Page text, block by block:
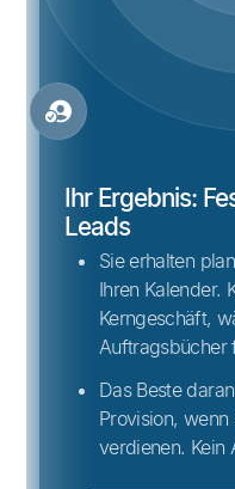
Ihr Ergebnis:
Leads
Sie erhalten
Ihren Kalender.
Kerngeschäft,
Auftragsbücher
Das Beste
Provision,
verdienen. Kein